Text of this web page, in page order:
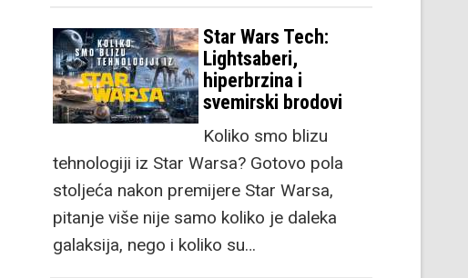
Star Wars Tech:
Lightsaberi,
hiperbrzina i
svemirski brodovi
Koliko smo blizu
tehnologiji iz Star Warsa? Gotovo pola
stoljeća nakon premijere Star Warsa,
pitanje više nije samo koliko je daleka
galaksija, nego i koliko su…